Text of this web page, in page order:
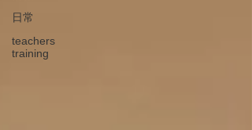
日常
teachers
training